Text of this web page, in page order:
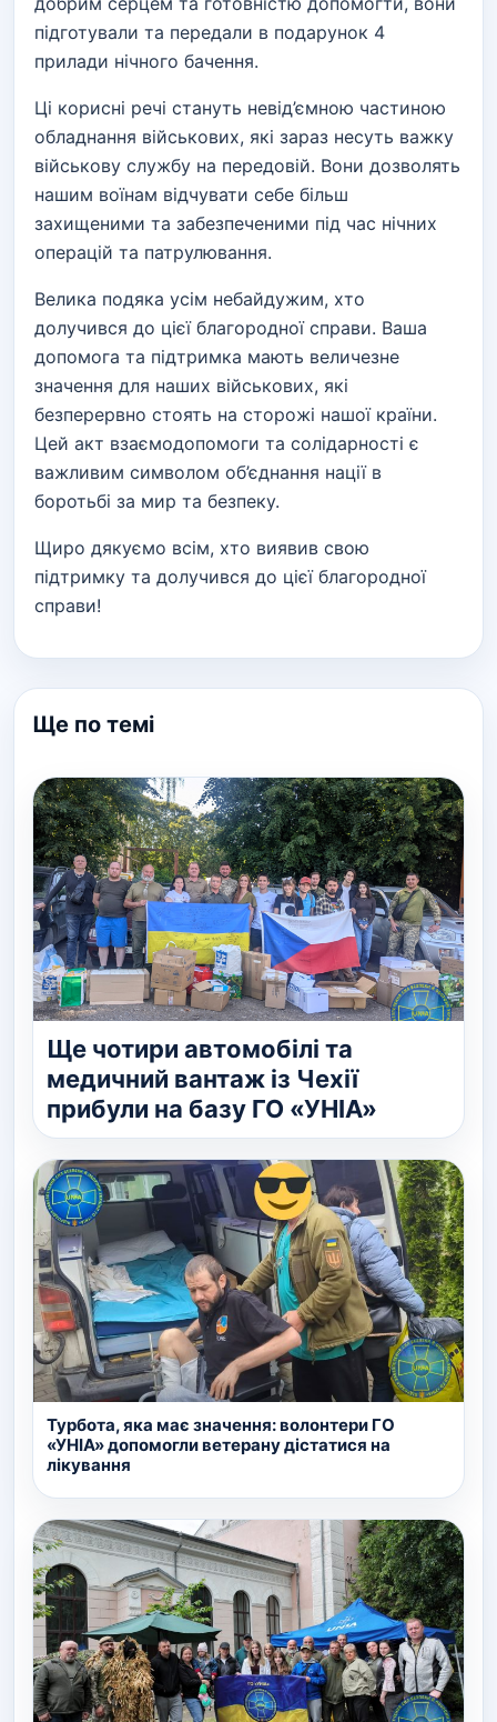
підготували та передали в подарунок 4
прилади нічного бачення.
Ці корисні речі стануть невід’ємною частиною
обладнання військових, які зараз несуть важку
військову службу на передовій. Вони дозволять
нашим воїнам відчувати себе більш
захищеними та забезпеченими під час нічних
операцій та патрулювання.
Велика подяка усім небайдужим, хто
долучився до цієї благородної справи. Ваша
допомога та підтримка мають величезне
значення для наших військових, які
безперервно стоять на сторожі нашої країни.
Цей акт взаємодопомоги та солідарності є
важливим символом об’єднання нації в
боротьбі за мир та безпеку.
Щиро дякуємо всім, хто виявив свою
підтримку та долучився до цієї благородної
справи!
Ще по темі
Ще чотири автомобілі та
медичний вантаж із Чехії
прибули на базу ГО «УНІА»
Турбота, яка має значення: волонтери ГО
«УНІА» допомогли ветерану дістатися на
лікування